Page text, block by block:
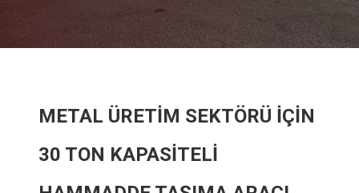
METAL ÜRETİM SEKTÖRÜ İÇİN
30 TON KAPASİTELİ